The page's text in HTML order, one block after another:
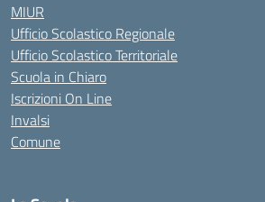
MIUR
Ufficio Scolastico Regionale
Ufficio Scolastico Territoriale
Scuola in Chiaro
Iscrizioni On Line
Invalsi
Comune